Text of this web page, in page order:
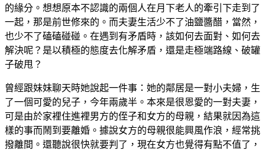
的緣分。想想原本不認識的兩個人在月下老人的牽引下走到了
一起，那是前世修來的。而夫妻生活少不了油鹽醬醋，當然，
也少不了磕磕碰碰。在遇到有矛盾時，該如何去面對、如何去
解決呢？是以積極的態度去化解矛盾，還是走極端路線、破罐
子破甩？
曾經跟妹妹聊天時她說起一件事：她的鄰居是一對小夫婦，生
了一個可愛的兒子，今年兩歲半。本來是很恩愛的一對夫妻，
可是由於家裡住進裡男方的侄子和女方的母親，結果就因為這
樣的事而鬧到要離婚。據說女方的母親很能興風作浪，經常挑
撥離間。還聽說很快就要判了，現在女方也覺得有點不值了，